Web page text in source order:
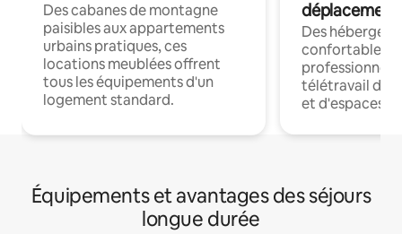
Des cabanes de montagne
paisibles aux appartements
urbains pratiques, ces
locations meublées offrent
tous les équipements d'un
logement standard.
déplacement
Des
confortables
professionnels
télétravail
et d'espaces
Équipements et avantages des séjours
longue durée